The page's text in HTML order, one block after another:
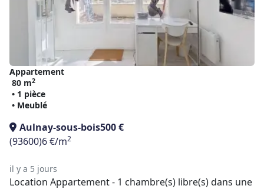
Appartement
80 m2
• 1 pièce
• Meublé
Aulnay-sous-bois500 €
(93600)6 €/m2
il y a 5 jours
Location Appartement - 1 chambre(s) libre(s) dans une